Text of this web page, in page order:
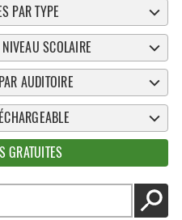
PAR TYPE
SCOLAIRE
AUDITOIRE
GRATUITES